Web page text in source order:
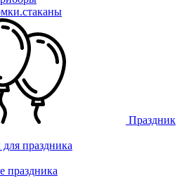
Праздник
праздника
праздника